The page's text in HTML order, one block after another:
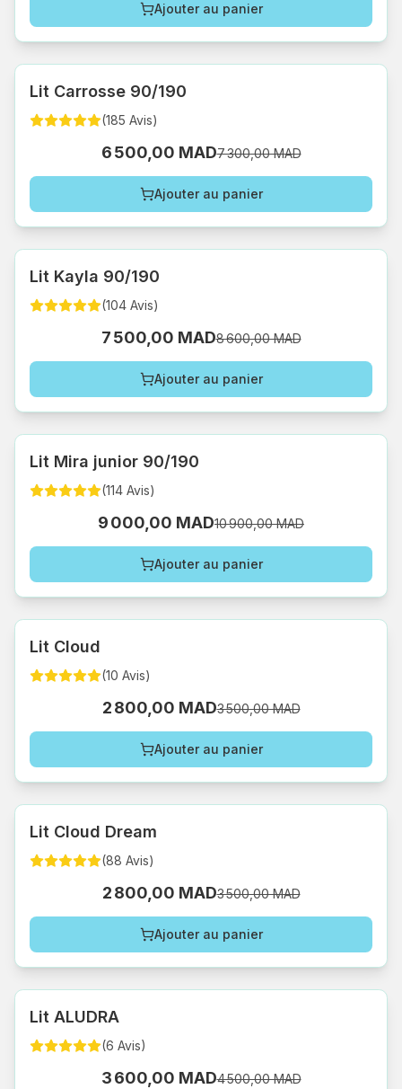
Ajouter au panier
Lit Carrosse 90/190
(185 Avis)
6 500,00 MAD7 300,00 MAD
Ajouter au panier
Lit Kayla 90/190
(104 Avis)
7 500,00 MAD8 600,00 MAD
Ajouter au panier
Lit Mira junior 90/190
(114 Avis)
9 000,00 MAD10 900,00 MAD
Ajouter au panier
Lit Cloud
(10 Avis)
2 800,00 MAD3 500,00 MAD
Ajouter au panier
Lit Cloud Dream
(88 Avis)
2 800,00 MAD3 500,00 MAD
Ajouter au panier
Lit ALUDRA
(6 Avis)
3 600,00 MAD4 500,00 MAD